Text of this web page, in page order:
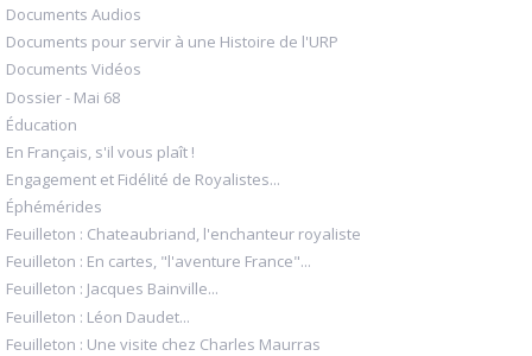
Documents Audios
Documents pour servir à une Histoire de l'URP
Documents Vidéos
Dossier - Mai 68
Éducation
En Français, s'il vous plaît !
Engagement et Fidélité de Royalistes...
Éphémérides
Feuilleton : Chateaubriand, l'enchanteur royaliste
Feuilleton : En cartes, "l'aventure France"...
Feuilleton : Jacques Bainville...
Feuilleton : Léon Daudet...
Feuilleton : Une visite chez Charles Maurras